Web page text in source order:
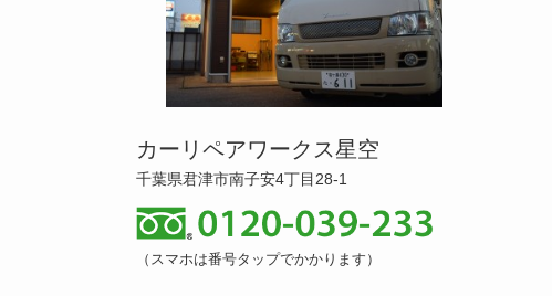
カーリペアワークス星空
千葉県君津市南子安4丁目28-1
（スマホは番号タップでかかります）